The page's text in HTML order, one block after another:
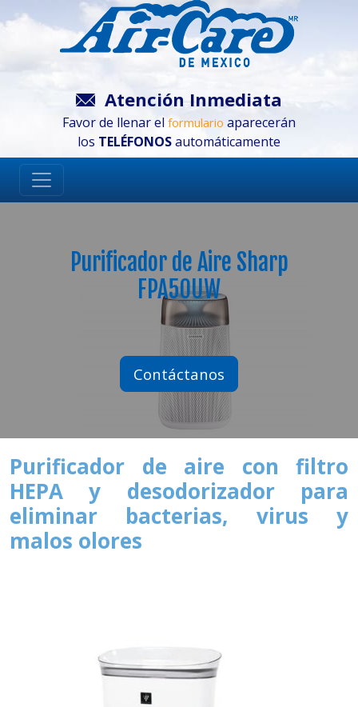
Atención Inmediata
Favor de llenar el formulario aparecerán
los TELÉFONOSautomáticamente
Purificador de Aire Sharp
FPA50UW
Contáctanos
Purificador de aire con filtro
HEPA y desodorizador para
eliminar bacterias, virus y
malos olores